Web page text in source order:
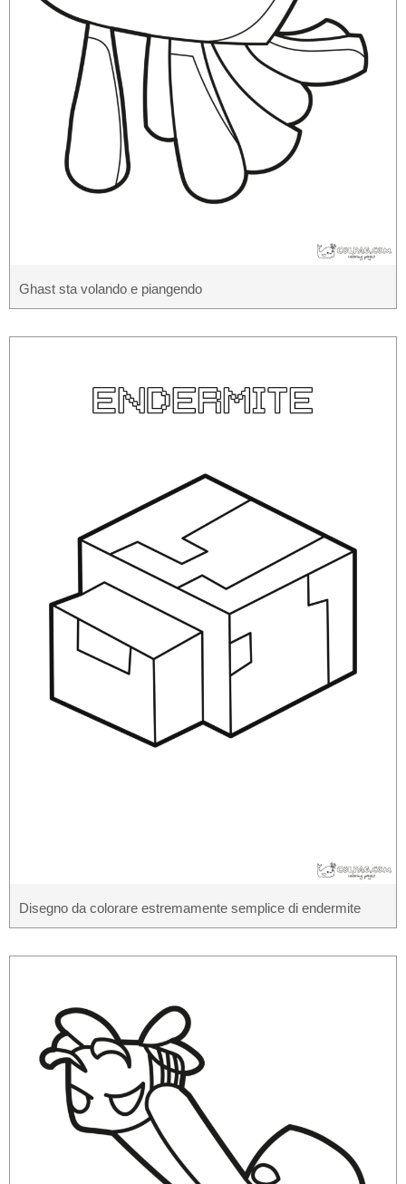
Ghast sta volando e piangendo
Disegno da colorare estremamente semplice di endermite